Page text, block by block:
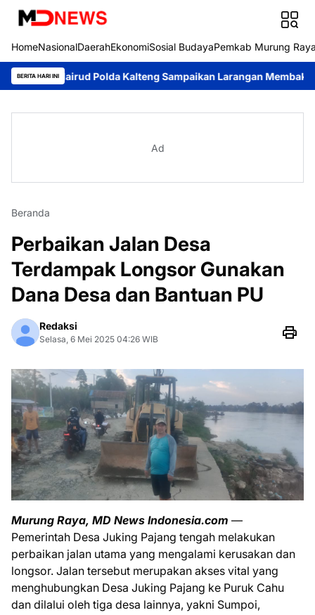
HomeNasionalDaerahEkonomiSosial BudayaPemkab Murung
BERITA HARI INIPolda Kalteng Sampaikan Larangan Membakar Hutan
Ad
Beranda
Perbaikan Jalan Desa
Terdampak Longsor Gunakan
Dana Desa dan Bantuan PU
Redaksi
Selasa, 6 Mei 2025 04:26 WIB
Murung Raya, MD News Indonesia.com —
Pemerintah Desa Juking Pajang tengah melakukan
perbaikan jalan utama yang mengalami kerusakan dan
longsor. Jalan tersebut merupakan akses vital yang
menghubungkan Desa Juking Pajang ke Puruk Cahu
dan dilalui oleh tiga desa lainnya, yakni Sumpoi,